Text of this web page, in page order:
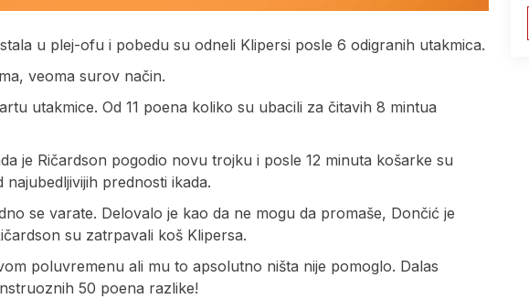
u plej-ofu i pobedu su odneli Klipersi posle 6 odigranih utakmica.
veoma surov način.
utakmice. Od 11 poena koliko su ubacili za čitavih 8 mintua
je Ričardson pogodio novu trojku i posle 12 minuta košarke su
najubedljivijih prednosti ikada.
se varate. Delovalo je kao da ne mogu da promaše, Dončić je
su zatrpavali koš Klipersa.
poluvremenu ali mu to apsolutno ništa nije pomoglo. Dalas
50 poena razlike!